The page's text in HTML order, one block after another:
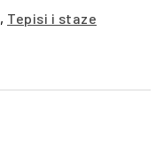
, Tepisi i staze